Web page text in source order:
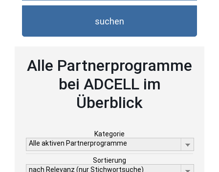
suchen
Alle Partnerprogramme
bei ADCELL im
Überblick
Kategorie
Alle aktiven Partnerprogramme
Sortierung
nach Relevanz (nur Stichwortsuche)